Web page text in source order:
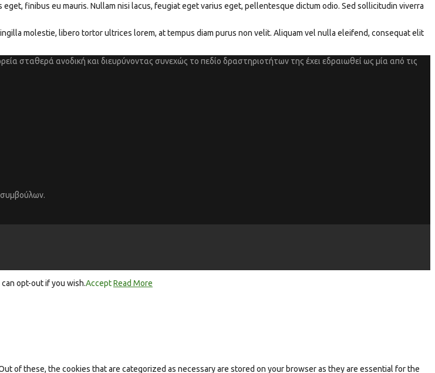
finibus eu mauris. Nullam nisi lacus, feugiat eget varius eget, pellentesque dictum odio. Sed sollicitudin viverra
molestie, libero tortor ultrices lorem, at tempus diam purus non velit. Aliquam vel nulla eleifend, consequat elit
σταθερά ανοδική και διευρύνοντας συνεχώς το πεδίο δραστηριοτήτων της έχει εδραιωθεί ως μία από τις
συμβούλων.
opt-out if you wish.AcceptRead More
of these, the cookies that are categorized as necessary are stored on your browser as they are essential for the